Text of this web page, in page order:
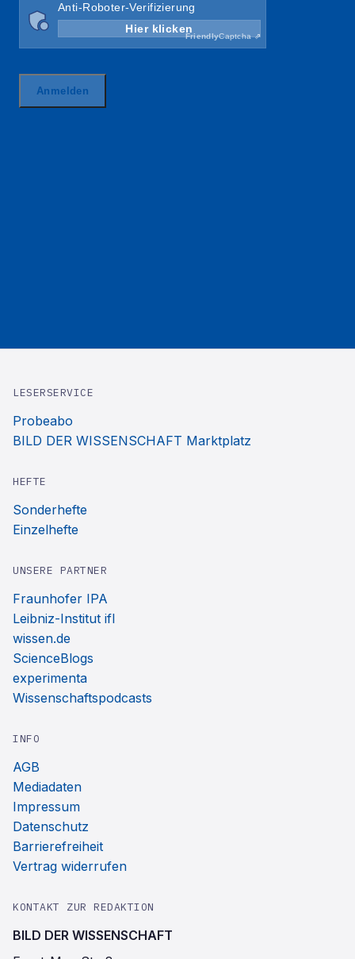
LESERSERVICE
Probeabo
BILD DER WISSENSCHAFT Marktplatz
HEFTE
Sonderhefte
Einzelhefte
UNSERE PARTNER
Fraunhofer IPA
Leibniz-Institut ifl
wissen.de
ScienceBlogs
experimenta
Wissenschaftspodcasts
INFO
AGB
Mediadaten
Impressum
Datenschutz
Barrierefreiheit
Vertrag widerrufen
KONTAKT ZUR REDAKTION
BILD DER WISSENSCHAFT